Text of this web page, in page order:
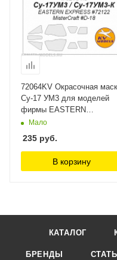
72064KV Окрасочная
Су-17 УМ3 для моделей
фирмы EASTERN
EXPRESS KV Models
Мало
235 руб.
В корзину
КАТАЛОГ
БРЕНДЫ